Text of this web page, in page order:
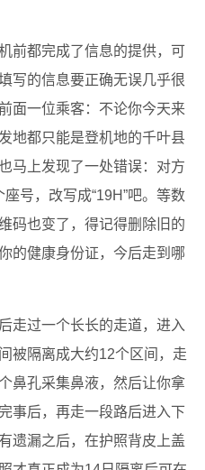
前都完成了信息的提供，可
写的信息要正确无误几乎很
面一位乘客：不论你今天来
地都只能是登机地的千叶县
马上发现了一处错误：对方
号，改写成“19H”吧。等数
码也变了，得记得删除旧的
的健康身份证，今后走到哪
走过一个长长的走道，进入
被隔离成大约12个区间，走
鼻孔采集鼻液，然后让你拿
事后，再走一段路后进入下
遗漏之后，在护照背皮上盖